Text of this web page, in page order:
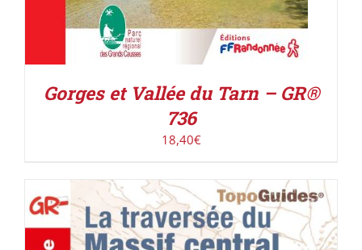
Gorges et Vallée du Tarn – GR®
736
18,40€